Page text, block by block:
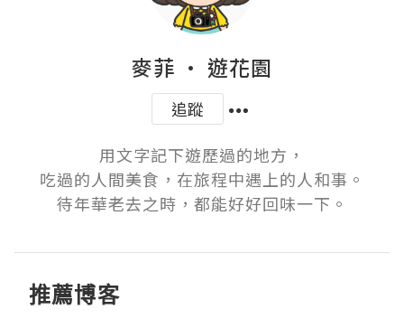
麥菲 • 遊花園
追蹤
用文字記下遊歷過的地方，
吃過的人間美食，在旅程中遇上的人和事。
待年華老去之時，都能好好回味一下。
推薦博客